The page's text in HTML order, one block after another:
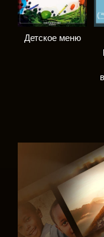
Детское меню